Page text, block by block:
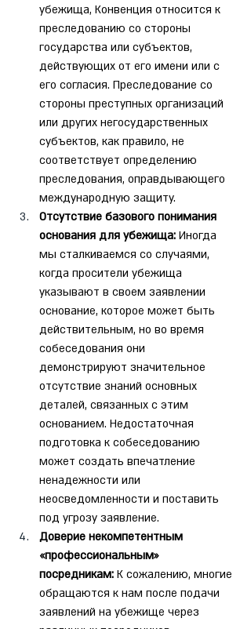
убежища, Конвенция относится к
преследованию со стороны
государства или субъектов,
действующих от его имени или с
его согласия. Преследование со
стороны преступных организаций
или других негосударственных
субъектов, как правило, не
соответствует определению
преследования, оправдывающего
международную защиту.
Отсутствие базового понимания
основания для убежища: Иногда
мы сталкиваемся со случаями,
когда просители убежища
указывают в своем заявлении
основание, которое может быть
действительным, но во время
собеседования они
демонстрируют значительное
отсутствие знаний основных
деталей, связанных с этим
основанием. Недостаточная
подготовка к собеседованию
может создать впечатление
ненадежности или
неосведомленности и поставить
под угрозу заявление.
Доверие некомпетентным
«профессиональным»
посредникам: К сожалению, многие
обращаются к нам после подачи
заявлений на убежище через